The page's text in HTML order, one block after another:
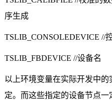
序生成
TSLIB_CONSOLEDEVICE //
TSLIB_FBDEVICE //设备名
以上环境变量在实际开发中
定。而这些指定的设备节点一